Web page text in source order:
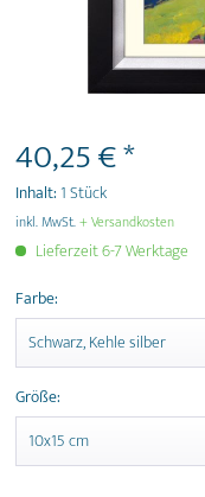
40,25 € *
Inhalt:1 Stück
inkl. MwSt.+ Versandkosten
Lieferzeit 6-7 Werktage
Farbe:
Größe: